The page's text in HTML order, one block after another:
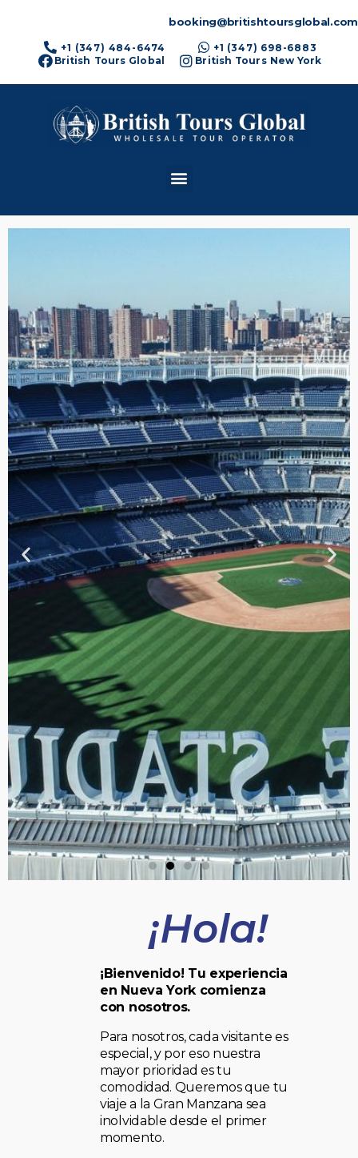
booking@britishtoursglobal.com
+1 (347) 484-6474
+1 (347) 698-6883
British Tours Global
British Tours New York
TOUR DE
CONTRASTES
¡Hola!
¡Bienvenido! Tu experiencia
en Nueva York comienza
con nosotros.
Para nosotros, cada visitante es
especial, y por eso nuestra
mayor prioridad es tu
comodidad. Queremos que tu
viaje a la Gran Manzana sea
inolvidable desde el primer
momento.